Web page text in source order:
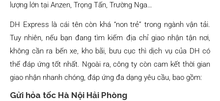
lượng lớn tại Anzen, Trọng Tấn, Trường Nga…
DH Express là cái tên còn khá “non trẻ” trong ngành vận tải.
Tuy nhiên, nếu bạn đang tìm kiếm địa chỉ giao nhận tận nơi,
không cần ra bến xe, kho bãi, bưu cục thì dịch vụ của DH có
thể đáp ứng tốt nhất. Ngoài ra, công ty còn cam kết thời gian
giao nhận nhanh chóng, đáp ứng đa dạng yêu cầu, bao gồm:
Gửi hỏa tốc Hà Nội Hải Phòng